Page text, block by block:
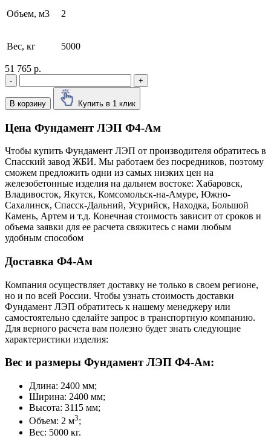
Объем, м3 2
Вес, кг 5000
51 765 р.
- +
В корзину Купить в 1 клик
Цена Фундамент ЛЭП Ф4-Ам
Чтобы купить Фундамент ЛЭП от производителя обратитесь в
Cпасский завод ЖБИ. Мы работаем без посредников, поэтому
сможем предложить одни из самых низких цен на
железобетонные изделия на дальнем востоке: Хабаровск,
Владивосток, Якутск, Комсомольск-на-Амуре, Южно-
Сахалинск, Спасск-Дальний, Усурийск, Находка, Большой
Камень, Артем и т.д. Конечная стоимость зависит от сроков и
объема заявки для ее расчета свяжитесь с нами любым
удобным способом
Доставка Ф4-Ам
Компания осуществляет доставку не только в своем регионе,
но и по всей России. Чтобы узнать стоимость доставки
Фундамент ЛЭП обратитесь к нашему менеджеру или
самостоятельно сделайте запрос в транспортную компанию.
Для верного расчета вам полезно будет знать следующие
характеристики изделия:
Вес и размеры Фундамент ЛЭП Ф4-Ам:
Длина: 2400 мм;
Ширина: 2400 мм;
Высота: 3115 мм;
Объем: 2 м3;
Вес: 5000 кг.